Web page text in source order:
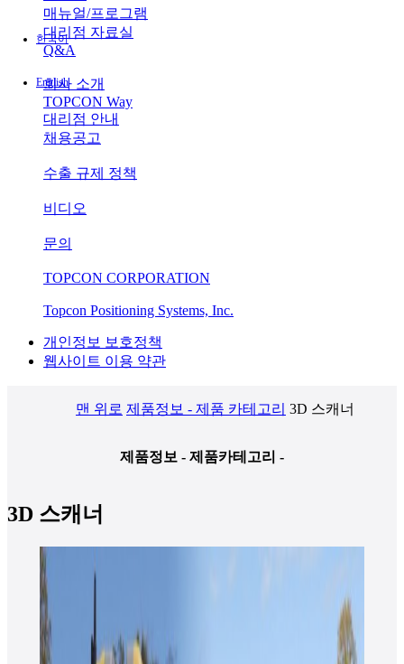
매뉴얼/프로그램
대리점 자료실
Q&A
회사 소개
TOPCON Way
대리점 안내
채용공고
수출 규제 정책
비디오
문의
TOPCON CORPORATION
Topcon Positioning Systems, Inc.
개인정보 보호정책
웹사이트 이용 약관
한국어
English
맨 위로 제품정보 - 제품 카테고리 3D 스캐너
제품정보 - 제품카테고리 -
3D 스캐너